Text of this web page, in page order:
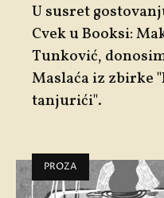
U susret
Cvek u Booksi:
Tunković,
Maslaća iz zbirke
tanjurići".
PROZA